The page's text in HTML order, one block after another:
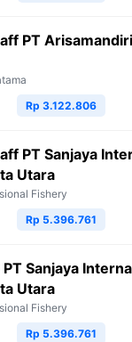
PT
Rp 3.122.806
PT Sanjaya
Utara
Fishery
Rp 5.396.761
Sanjaya
Utara
Fishery
Rp 5.396.761